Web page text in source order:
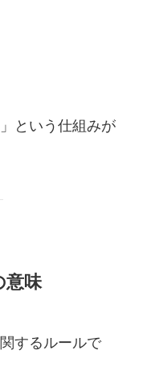
という仕組みが
意味
するルールで